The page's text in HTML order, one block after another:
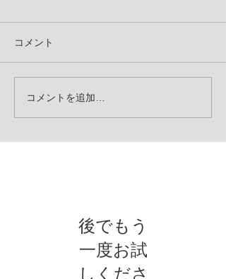
コメント
コメントを追加…
後でもう
一度お試
しくださ